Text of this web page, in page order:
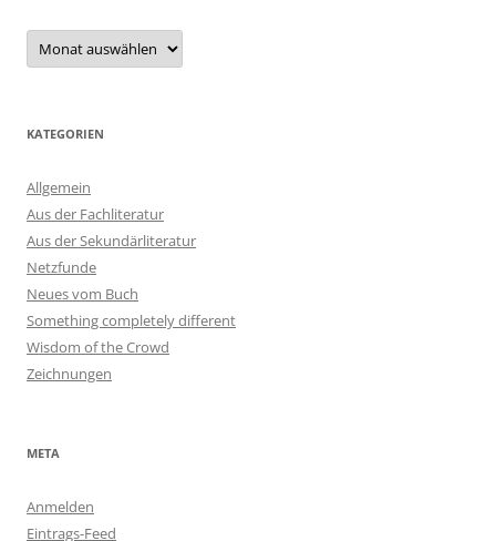
Archiv
KATEGORIEN
Allgemein
Aus der Fachliteratur
Aus der Sekundärliteratur
Netzfunde
Neues vom Buch
Something completely different
Wisdom of the Crowd
Zeichnungen
META
Anmelden
Eintrags-Feed